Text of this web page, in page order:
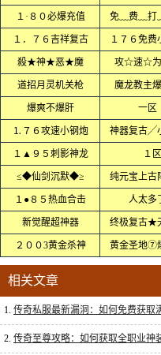
１·８０必爆充值 免﹏费﹏打
１．７６吉祥复古 １７６免费
殺★神★恶★魔 攻☆速☆
道招月灵机关枪 魔龙教主
爆爽不爆肝 一区
⒈７６攻速小钢炮 神器复古╱
１▲９５刺影神龙 １区
≤◆仙剑沉默◆≥ 纯元宝上古
１●８５热血合击 人太多
新觉醒超神器 终极复古★
２００3黄金杀神 黄金圣地⑦
相关文章
1. 传奇私服最新漏洞：如何免费获取
2. 传奇至尊攻略：如何获取全职业神